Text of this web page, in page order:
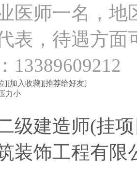
医师一名，
表，待遇方面
13389609212
][加入收藏][推荐给好友]
力小
级建造师(挂
装饰工程有限